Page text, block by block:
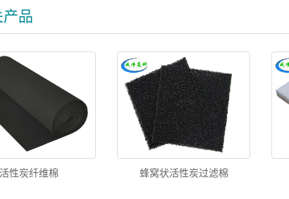
品
活性炭纤维棉 蜂窝状活性炭过滤棉